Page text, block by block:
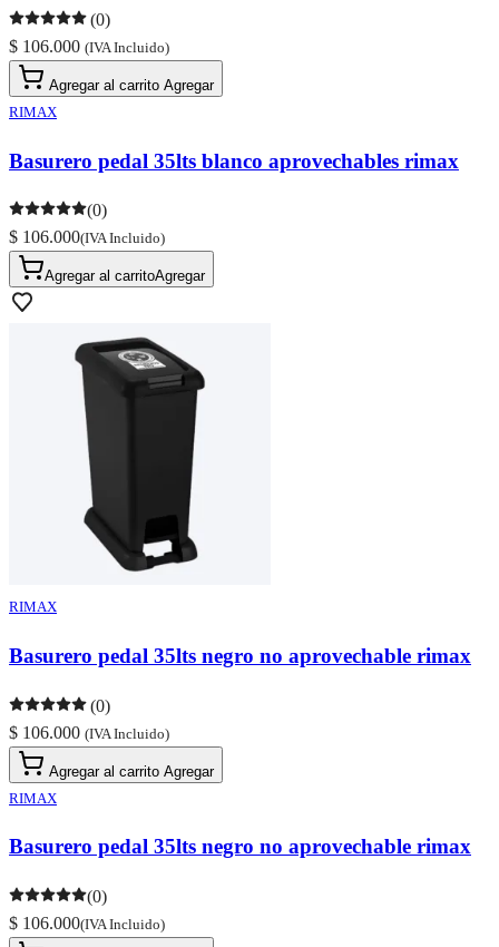
(0)
$ 106.000 (IVA Incluido)
Agregar al carrito Agregar
RIMAX
Basurero pedal 35lts blanco aprovechables rimax
(0)
$ 106.000(IVA Incluido)
Agregar al carritoAgregar
RIMAX
Basurero pedal 35lts negro no aprovechable rimax
(0)
$ 106.000 (IVA Incluido)
Agregar al carrito Agregar
RIMAX
Basurero pedal 35lts negro no aprovechable rimax
(0)
$ 106.000(IVA Incluido)